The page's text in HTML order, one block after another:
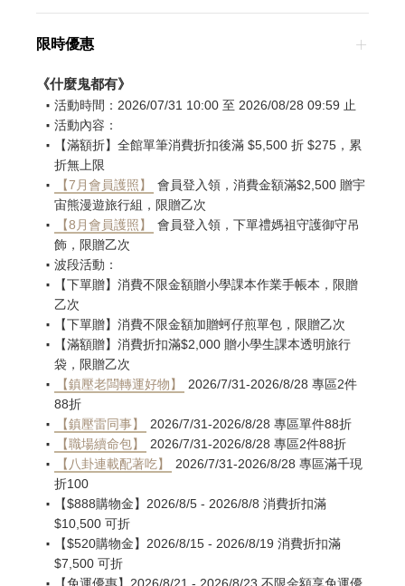
限時優惠
《什麼鬼都有》
活動時間：2026/07/31 10:00 至 2026/08/28 09:59 止
活動內容：
【滿額折】全館單筆消費折扣後滿 $5,500 折 $275，累
折無上限
【7月會員護照】
會員登入領，消費金額滿$2,500 贈宇
宙熊漫遊旅行組，限贈乙次
【8月會員護照】
會員登入領，下單禮媽祖守護御守吊
飾，限贈乙次
波段活動：
【下單贈】消費不限金額贈小學課本作業手帳本，限贈
乙次
【下單贈】消費不限金額加贈蚵仔煎單包，限贈乙次
【滿額贈】消費折扣滿$2,000 贈小學生課本透明旅行
袋，限贈乙次
【鎮壓老闆轉運好物】
2026/7/31-2026/8/28 專區2件
88折
【鎮壓雷同事】
2026/7/31-2026/8/28 專區單件88折
【職場續命包】
2026/7/31-2026/8/28 專區2件88折
【八卦連載配著吃】
2026/7/31-2026/8/28 專區滿千現
折100
【$888購物金】2026/8/5 - 2026/8/8 消費折扣滿
$10,500 可折
【$520購物金】2026/8/15 - 2026/8/19 消費折扣滿
$7,500 可折
【免運優惠】2026/8/21 - 2026/8/23 不限金額享免運優